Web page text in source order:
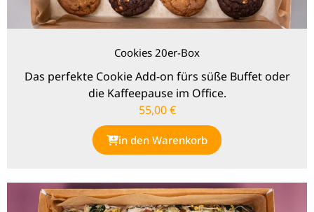
Cookies 20er-Box
Das perfekte Cookie Add-on fürs süße Buffet oder
die Kaffeepause im Office.
55,00€
in den Warenkorb